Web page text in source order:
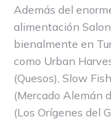
Además del
alimentación
bienalmente en
como Urban
(Quesos), Slow
(Mercado Alemán
(Los Orígenes del